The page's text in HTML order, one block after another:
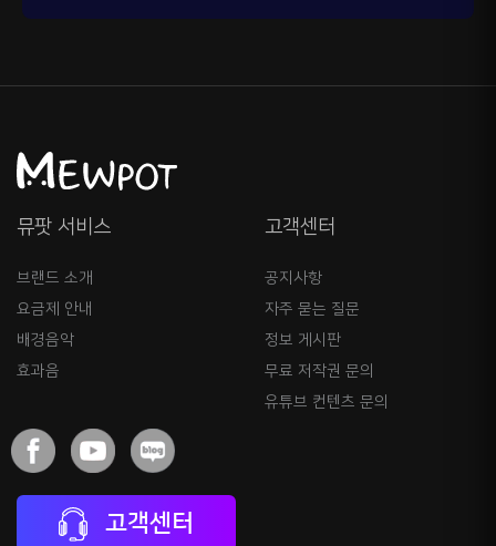
뮤팟 서비스
브랜드 소개
요금제 안내
배경음악
효과음
고객센터
공지사항
자주 묻는 질문
정보 게시판
무료 저작권 문의
유튜브 컨텐츠 문의
고객센터